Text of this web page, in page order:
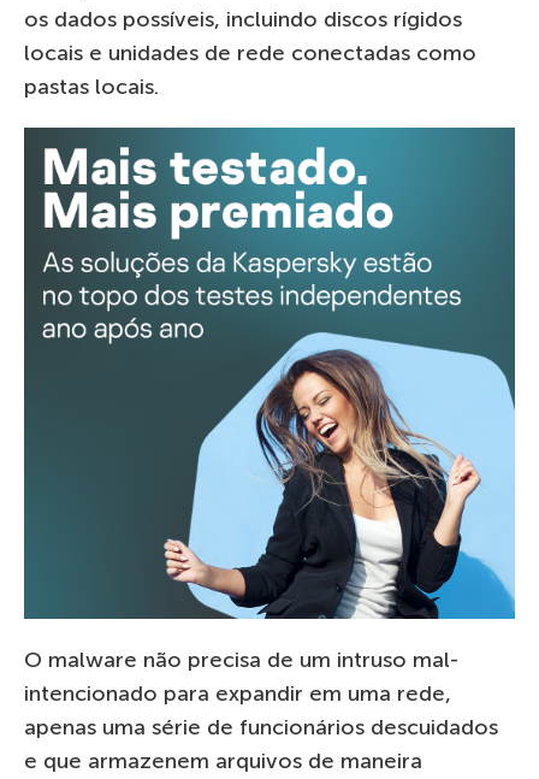
os dados possíveis, incluindo discos rígidos
locais e unidades de rede conectadas como
pastas locais.
O malware não precisa de um intruso mal-
intencionado para expandir em uma rede,
apenas uma série de funcionários descuidados
e que armazenem arquivos de maneira